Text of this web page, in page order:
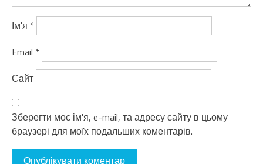
Ім'я *
Email *
Сайт
Зберегти моє ім'я, e-mail, та адресу сайту в цьому
браузері для моїх подальших коментарів.